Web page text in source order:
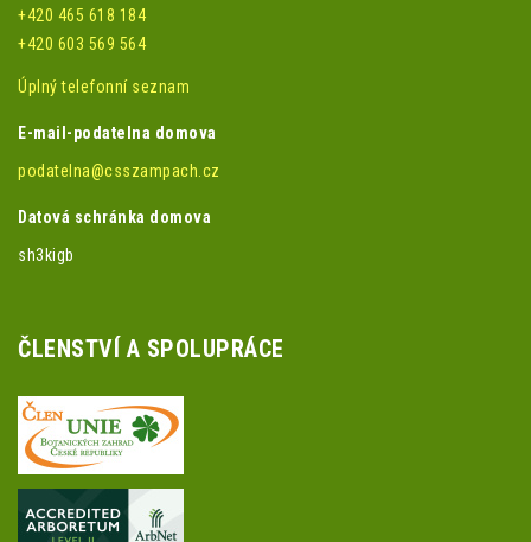
+420 465 618 184
+420 603 569 564
Úplný telefonní seznam
E-mail-podatelna domova
podatelna@csszampach.cz
Datová schránka domova
sh3kigb
ČLENSTVÍ A SPOLUPRÁCE